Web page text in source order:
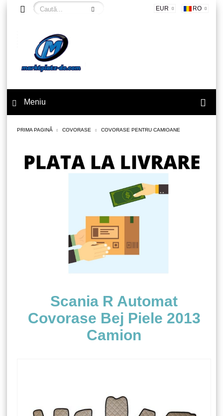
EUR RO
Meniu
PRIMA PAGINĂ COVORASE COVORASE PENTRU CAMIOANE
Scania R Automat
Covorase Bej Piele 2013
Camion